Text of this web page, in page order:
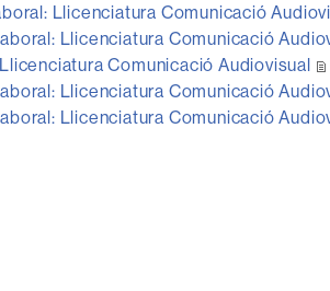
Llicenciatura Comunicació
Llicenciatura Comunicació
Comunicació Audiovisual
Llicenciatura Comunicació
Llicenciatura Comunicació